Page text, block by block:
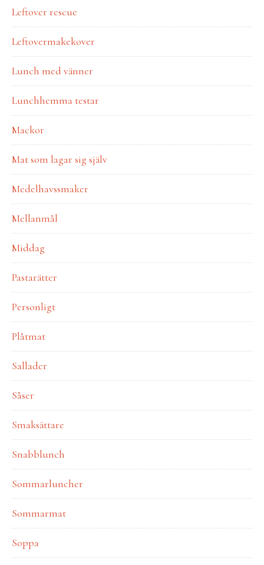
Leftover rescue
Leftovermakekover
Lunch med vänner
Lunchhemma testar
Mackor
Mat som lagar sig själv
Medelhavssmaker
Mellanmål
Middag
Pastarätter
Personligt
Plåtmat
Sallader
Såser
Smaksättare
Snabblunch
Sommarluncher
Sommarmat
Soppa